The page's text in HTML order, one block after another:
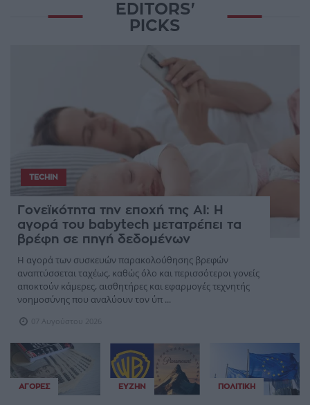
EDITORS'
PICKS
TECHIN
Γονεϊκότητα την εποχή της AI: Η
αγορά του babytech μετατρέπει τα
βρέφη σε πηγή δεδομένων
Η αγορά των συσκευών παρακολούθησης βρεφών
αναπτύσσεται ταχέως, καθώς όλο και περισσότεροι γονείς
αποκτούν κάμερες, αισθητήρες και εφαρμογές τεχνητής
νοημοσύνης που αναλύουν τον ύπ ...
07 Αυγούστου 2026
ΑΓΟΡΈΣ ΕΥΖΗΝ ΠΟΛΙΤΙΚΉ